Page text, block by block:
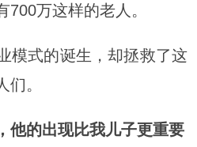
万这样的老人。
模式的诞生，却拯救了这
。
他的出现比我儿子更重要